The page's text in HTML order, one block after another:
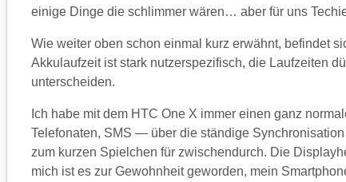
einige Dinge die schlimmer wären… aber für uns
Wie weiter oben schon einmal kurz erwähnt, befindet
Akkulaufzeit ist stark nutzerspezifisch, die Laufzeiten
unterscheiden.
Ich habe mit dem HTC One X immer einen ganz
Telefonaten, SMS — über die ständige
zum kurzen Spielchen für zwischendurch. Die
mich ist es zur Gewohnheit geworden, mein